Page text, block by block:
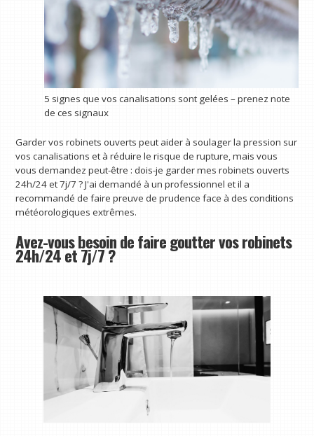
5 signes que vos canalisations sont gelées – prenez note
de ces signaux
Garder vos robinets ouverts peut aider à soulager la pression sur
vos canalisations et à réduire le risque de rupture, mais vous
vous demandez peut-être : dois-je garder mes robinets ouverts
24h/24 et 7j/7 ? J'ai demandé à un professionnel et il a
recommandé de faire preuve de prudence face à des conditions
météorologiques extrêmes.
Avez-vous besoin de faire goutter vos robinets
24h/24 et 7j/7 ?